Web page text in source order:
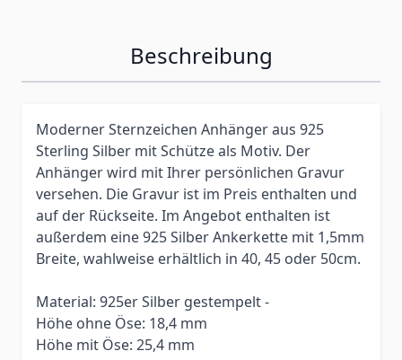
Beschreibung
Moderner Sternzeichen Anhänger aus 925
Sterling Silber mit Schütze als Motiv. Der
Anhänger wird mit Ihrer persönlichen Gravur
versehen. Die Gravur ist im Preis enthalten und
auf der Rückseite. Im Angebot enthalten ist
außerdem eine 925 Silber Ankerkette mit 1,5mm
Breite, wahlweise erhältlich in 40, 45 oder 50cm.
Material: 925er Silber gestempelt -
Höhe ohne Öse: 18,4 mm
Höhe mit Öse: 25,4 mm